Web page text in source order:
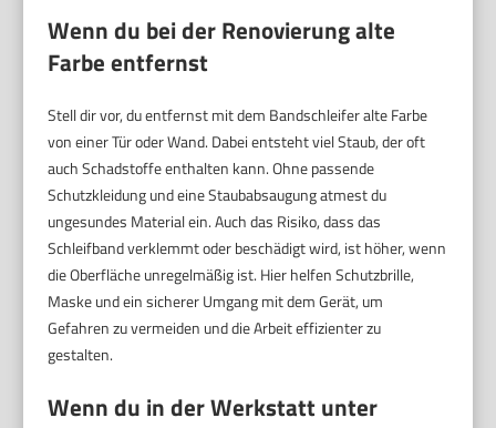
Wenn du bei der Renovierung alte
Farbe entfernst
Stell dir vor, du entfernst mit dem Bandschleifer alte Farbe
von einer Tür oder Wand. Dabei entsteht viel Staub, der oft
auch Schadstoffe enthalten kann. Ohne passende
Schutzkleidung und eine Staubabsaugung atmest du
ungesundes Material ein. Auch das Risiko, dass das
Schleifband verklemmt oder beschädigt wird, ist höher, wenn
die Oberfläche unregelmäßig ist. Hier helfen Schutzbrille,
Maske und ein sicherer Umgang mit dem Gerät, um
Gefahren zu vermeiden und die Arbeit effizienter zu
gestalten.
Wenn du in der Werkstatt unter